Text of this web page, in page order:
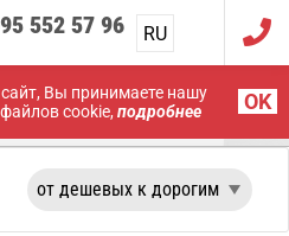
Вы принимаете нашу
cookie, подробнее OK
552 57 96 RU
UA